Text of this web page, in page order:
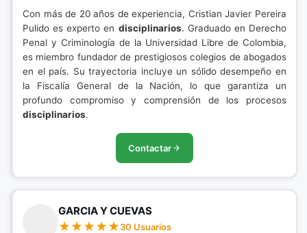
Con más de 20 años de experiencia, Cristian Javier Pereira
Pulido es experto en disciplinarios. Graduado en Derecho
Penal y Criminología de la Universidad Libre de Colombia,
es miembro fundador de prestigiosos colegios de abogados
en el país. Su trayectoria incluye un sólido desempeño en
la Fiscalía General de la Nación, lo que garantiza un
profundo compromiso y comprensión de los procesos
disciplinarios.
Contactar
GARCIA Y CUEVAS
30 Usuarios